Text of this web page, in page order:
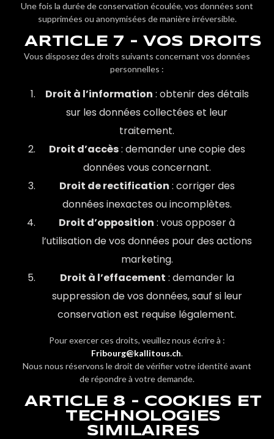
Une fois la durée de conservation écoulée, vos données sont
supprimées ou anonymisées de manière irréversible.
ARTICLE 7 - VOS DROITS
Vous disposez des droits suivants concernant vos données
personnelles :
Droit à l’information : obtenir des détails
sur les données collectées et leur
traitement.
Droit d’accès: demander une copie des
données vous concernant.
Droit de rectification : corriger des
données inexactes ou incomplètes.
Droit d’opposition : vous opposer à
l’utilisation de vos données pour des actions
marketing.
Droit à l’effacement : demander la
suppression de vos données, sauf si leur
conservation est requise légalement.
Pour exercer ces droits, veuillez nous écrire à :
Fribourg@kallitous.ch.
Nous nous réservons le droit de vérifier votre identité avant
de répondre à votre demande.
ARTICLE 8 - COOKIES ET
TECHNOLOGIES
SIMILAIRES